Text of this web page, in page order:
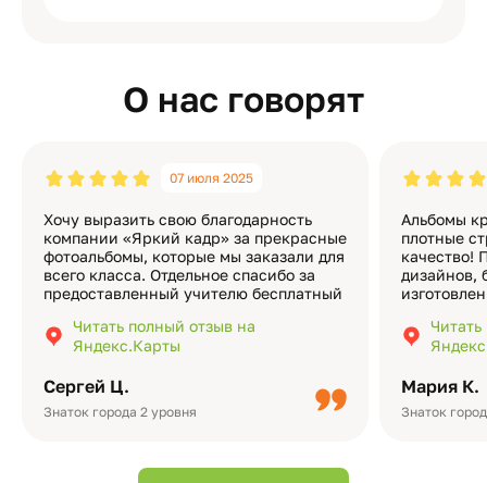
О нас говорят
Сергей Ц.
Знаток города 2 уровня
07 июля 2025
Хочу выразить свою благодарность
компании «Яркий кадр» за прекрасные
фотоальбомы, которые мы заказали для
всего класса. Отдельное спасибо за
предоставленный учителю бесплатный
подчёркивает значимость события.
Качество альбомов на высшем уровне:
Читать полный отзыв на
Яндекс.Карты
Мария К.
Знаток
Альбомы
плотные
качество!
дизайнов,
добавить
видео с